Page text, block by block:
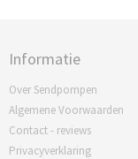
Informatie
Over Sendpompen
Algemene Voorwaarden
Contact - reviews
Privacyverklaring